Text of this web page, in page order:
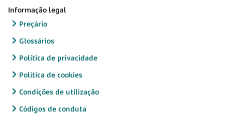
Informação legal
Preçário
Glossários
Política de privacidade
Política de cookies
Condições de utilização
Códigos de conduta